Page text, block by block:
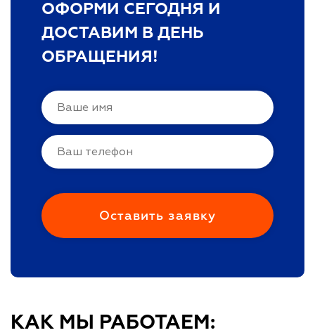
ОФОРМИ СЕГОДНЯ И
ДОСТАВИМ В ДЕНЬ
ОБРАЩЕНИЯ!
КАК МЫ РАБОТАЕМ: